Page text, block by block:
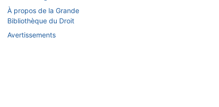
À propos de la Grande
Bibliothèque du Droit
Avertissements